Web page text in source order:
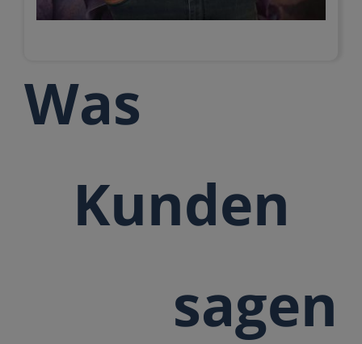
Was
Kunden
sagen